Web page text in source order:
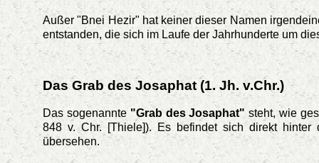
Außer "Bnei Hezir" hat keiner dieser Namen
entstanden, die sich im Laufe der Jahrhunderte um
Das Grab des Josaphat (1. Jh. v.Chr.)
Das sogenannte "Grab des Josaphat" steht, wie
848 v. Chr. [Thiele]). Es befindet sich direkt
übersehen.